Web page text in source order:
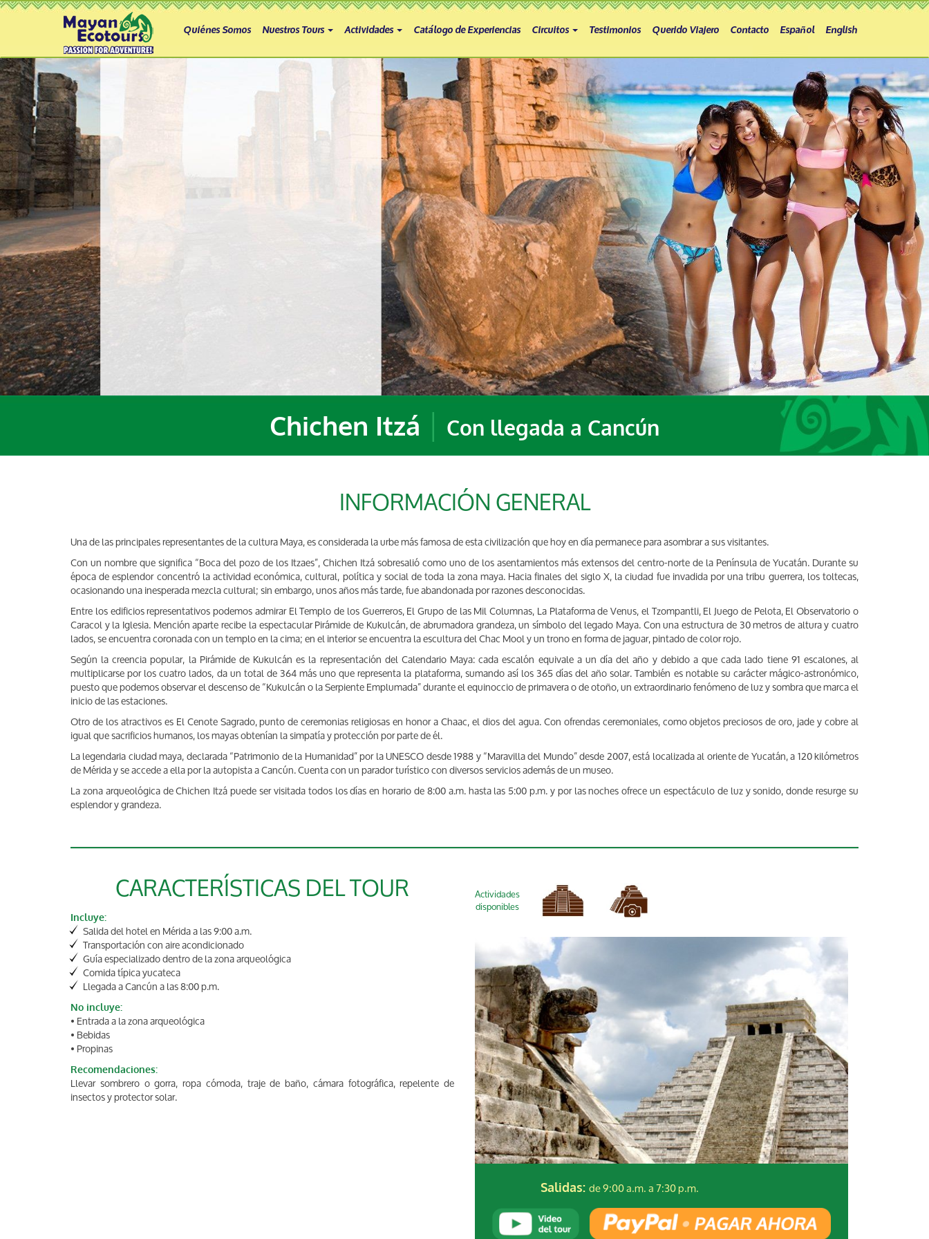
Quiénes Somos Nuestros Tours Actividades Catálogo de Experiencias Circuitos Testimonios Querido Viajero Contacto Español English
Chichen Itzá | Con llegada a Cancún
INFORMACIÓN GENERAL
Una de las principales representantes de la cultura Maya, es considerada la urbe más famosa de esta civilización que hoy en día permanece para asombrar a sus visitantes.
Con un nombre que significa “Boca del pozo de los Itzaes”, Chichen Itzá sobresalió como uno de los asentamientos más extensos del centro-norte de la Península de Yucatán. Durante su
época de esplendor concentró la actividad económica, cultural, política y social de toda la zona maya. Hacia finales del siglo X, la ciudad fue invadida por una tribu guerrera, los toltecas,
ocasionando una inesperada mezcla cultural; sin embargo, unos años más tarde, fue abandonada por razones desconocidas.
Entre los edificios representativos podemos admirar El Templo de los Guerreros, El Grupo de las Mil Columnas, La Plataforma de Venus, el Tzompantli, El Juego de Pelota, El Observatorio o
Caracol y la Iglesia. Mención aparte recibe la espectacular Pirámide de Kukulcán, de abrumadora grandeza, un símbolo del legado Maya. Con una estructura de 30 metros de altura y cuatro
lados, se encuentra coronada con un templo en la cima; en el interior se encuentra la escultura del Chac Mool y un trono en forma de jaguar, pintado de color rojo.
Según la creencia popular, la Pirámide de Kukulcán es la representación del Calendario Maya: cada escalón equivale a un día del año y debido a que cada lado tiene 91 escalones, al
multiplicarse por los cuatro lados, da un total de 364 más uno que representa la plataforma, sumando así los 365 días del año solar. También es notable su carácter mágico-astronómico,
puesto que podemos observar el descenso de “Kukulcán o la Serpiente Emplumada” durante el equinoccio de primavera o de otoño, un extraordinario fenómeno de luz y sombra que marca el
inicio de las estaciones.
Otro de los atractivos es El Cenote Sagrado, punto de ceremonias religiosas en honor a Chaac, el dios del agua. Con ofrendas ceremoniales, como objetos preciosos de oro, jade y cobre al
igual que sacrificios humanos, los mayas obtenían la simpatía y protección por parte de él.
La legendaria ciudad maya, declarada “Patrimonio de la Humanidad” por la UNESCO desde 1988 y “Maravilla del Mundo” desde 2007, está localizada al oriente de Yucatán, a 120 kilómetros
de Mérida y se accede a ella por la autopista a Cancún. Cuenta con un parador turístico con diversos servicios además de un museo.
La zona arqueológica de Chichen Itzá puede ser visitada todos los días en horario de 8:00 a.m. hasta las 5:00 p.m. y por las noches ofrece un espectáculo de luz y sonido, donde resurge su
esplendor y grandeza.
CARACTERÍSTICAS DEL TOUR
Incluye:
Salida del hotel en Mérida a las 9:00 a.m.
Transportación con aire acondicionado
Guía especializado dentro de la zona arqueológica
Comida típica yucateca
Llegada a Cancún a las 8:00 p.m.
No incluye:
• Entrada a la zona arqueológica
• Bebidas
• Propinas
Recomendaciones:
Llevar sombrero o gorra, ropa cómoda, traje de baño, cámara fotográfica, repelente de
insectos y protector solar.
Actividades
disponibles
Salidas: de 9:00 a.m. a 7:30 p.m.